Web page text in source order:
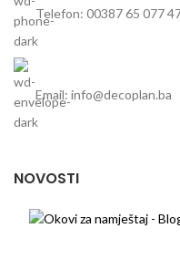
Telefon: 00387 65 077
Email: info@decoplan.ba
NOVOSTI